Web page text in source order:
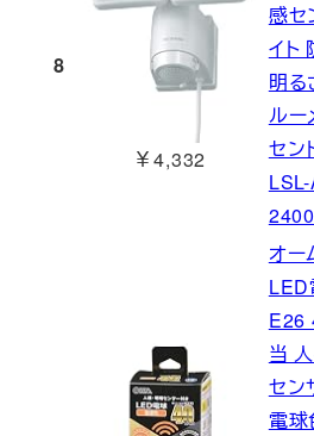
8
￥4,332
感セ
イト
明
ルー
セン
2400
オー
LED
E26
当
セン
電球